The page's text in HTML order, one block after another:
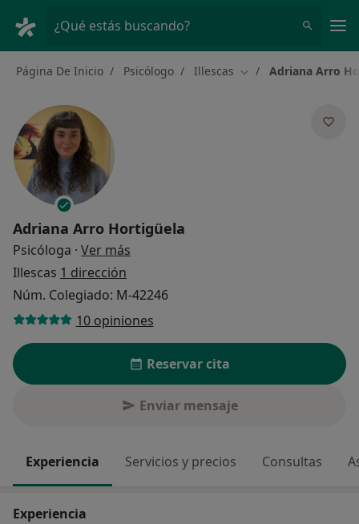
¿Qué estás buscando?
Página De Inicio Psicólogo Illescas Cambiar de ciudad
Adriana Arro
Adriana Arro Hortigüela
Psicóloga · Ver más
Illescas 1 dirección
Núm. Colegiado: M-42246
10 opiniones
Reservar cita
Enviar mensaje
Experiencia Servicios y precios Consultas
Experiencia